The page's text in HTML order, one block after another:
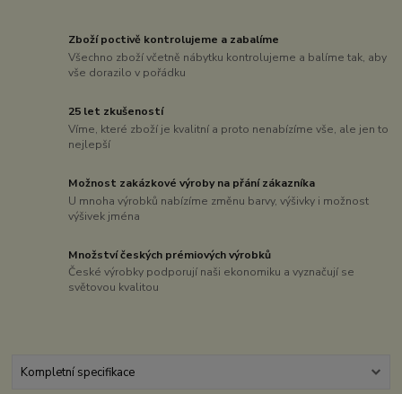
Zboží poctivě kontrolujeme a zabalíme
Všechno zboží včetně nábytku kontrolujeme a balíme tak, aby
vše dorazilo v pořádku
25 let zkušeností
Víme, které zboží je kvalitní a proto nenabízíme vše, ale jen to
nejlepší
Možnost zakázkové výroby na přání zákazníka
U mnoha výrobků nabízíme změnu barvy, výšivky i možnost
výšivek jména
Množství českých prémiových výrobků
České výrobky podporují naši ekonomiku a vyznačují se
světovou kvalitou
Kompletní specifikace